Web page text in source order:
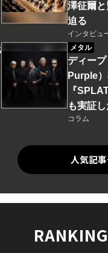
澤征爾
迫る
インタビュ
メタル
ディー
Purple
『
も実証
コラム
人気記